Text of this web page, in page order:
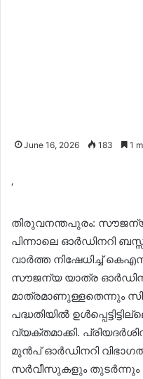
June 16, 2026 183 1
‘
തിരുവനന്തപുരം: സൗജന്യ
പിന്നാലെ ഓര്‍ഡിനറി
വാർത്ത നിഷേധിച്ച്
സൗജന്യ യാത്ര
മാത്രമാണുള്ളതെന്നും
പദ്ധതിയില്‍
വ്യക്തമാക്കി.
മുൻപ് ഓർഡിനറി
സർവീസുകളും തുടർന്നും